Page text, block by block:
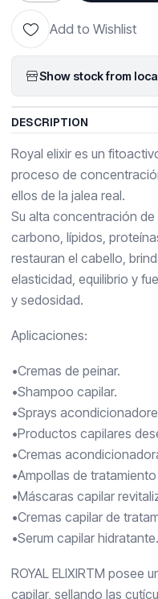
Add to Wishlist
Show stock from
DESCRIPTION
Royal elixir es un
proceso de
ellos de la jalea real.
Su alta concentración
carbono, lípidos,
restauran el cabello,
elasticidad, equilibrio y
y sedosidad.
Aplicaciones:
•Cremas de peinar.
•Shampoo capilar.
•Sprays
•Productos capilares
•Cremas
•Ampollas de
•Máscaras capilar
•Cremas capilar de
•Serum capilar hidratante.
ROYAL ELIXIRTM posee
capilar, sellando las